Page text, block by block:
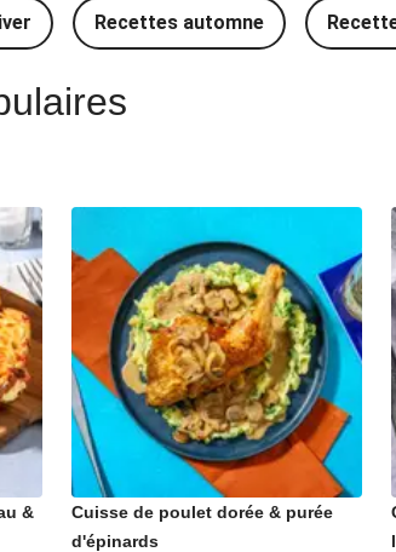
Recettes automne
&
Cuisse de poulet dorée & purée
d'épinards